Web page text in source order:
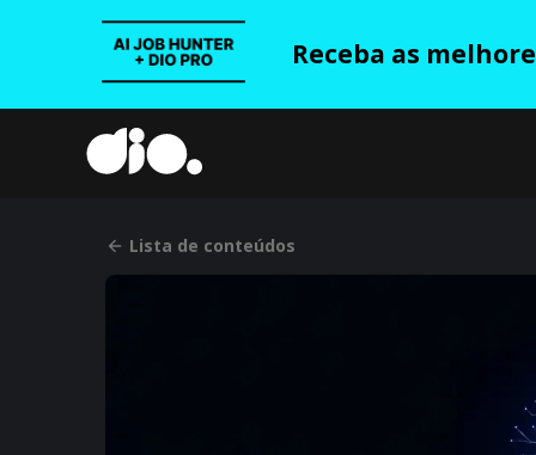
Receba as
Lista de conteúdos